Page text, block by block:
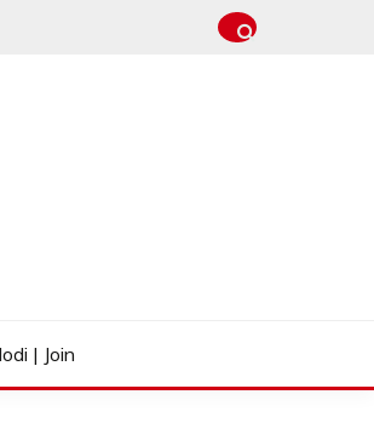
| Join